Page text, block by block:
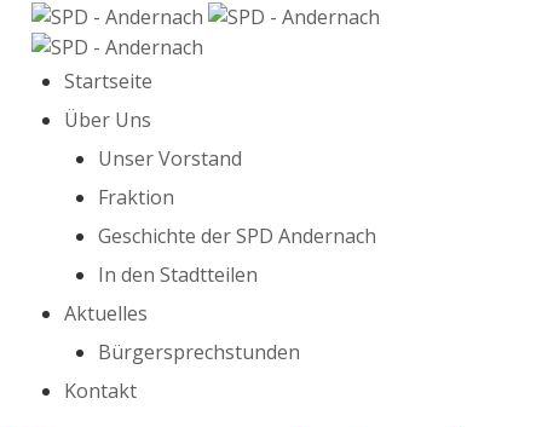
Startseite
Über Uns
Unser Vorstand
Fraktion
Geschichte der SPD Andernach
In den Stadtteilen
Aktuelles
Bürgersprechstunden
Kontakt